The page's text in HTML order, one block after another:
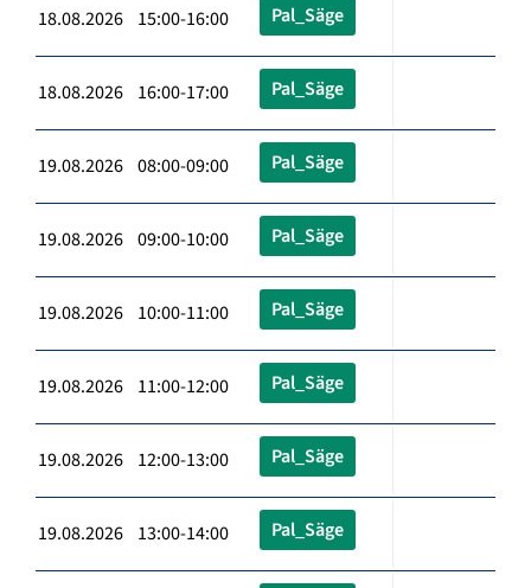
18.08.2026 15:00-16:00 Pal_Säge
18.08.2026 16:00-17:00 Pal_Säge
19.08.2026 08:00-09:00 Pal_Säge
19.08.2026 09:00-10:00 Pal_Säge
19.08.2026 10:00-11:00 Pal_Säge
19.08.2026 11:00-12:00 Pal_Säge
19.08.2026 12:00-13:00 Pal_Säge
19.08.2026 13:00-14:00 Pal_Säge